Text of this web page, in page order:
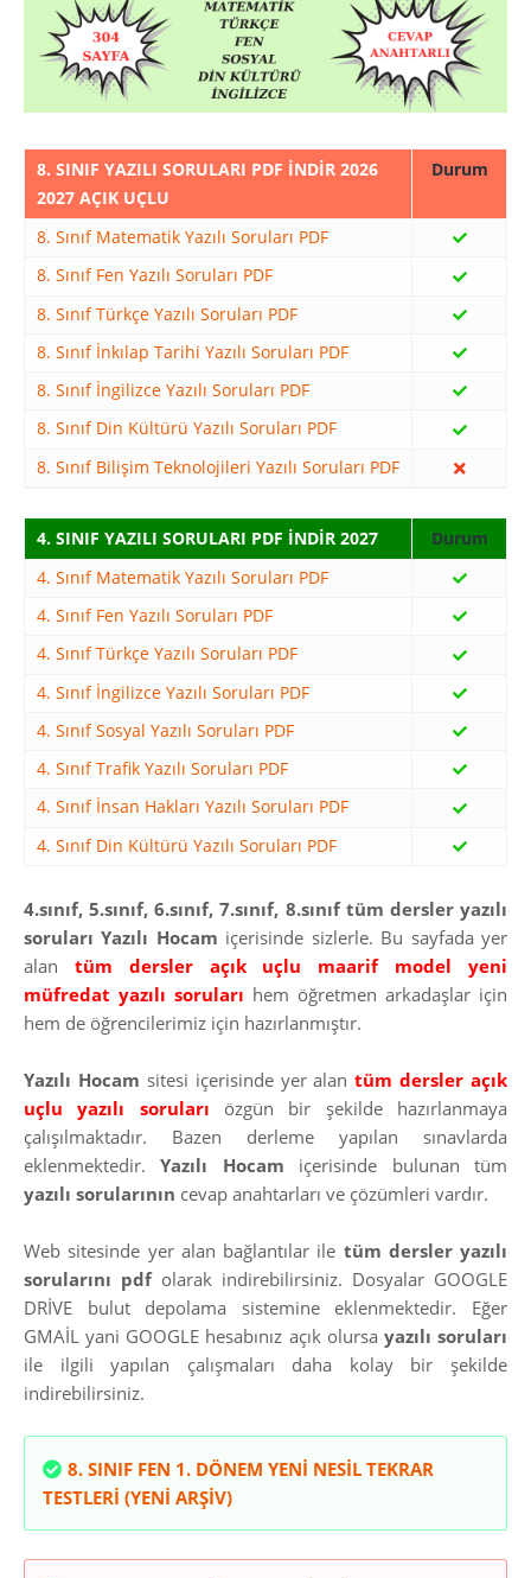
8. SINIF YAZILI SORULARI PDF İNDİR 2026
2027 AÇIK UÇLU
8. Sınıf Matematik Yazılı Soruları PDF
8. Sınıf Fen Yazılı Soruları PDF
8. Sınıf Türkçe Yazılı Soruları PDF
8. Sınıf İnkılap Tarihi Yazılı Soruları PDF
8. Sınıf İngilizce Yazılı Soruları PDF
8. Sınıf Din Kültürü Yazılı Soruları PDF
8. Sınıf Bilişim Teknolojileri Yazılı Soruları PDF
4. SINIF YAZILI SORULARI PDF İNDİR 2027
4. Sınıf Matematik Yazılı Soruları PDF
4. Sınıf Fen Yazılı Soruları PDF
4. Sınıf Türkçe Yazılı Soruları PDF
4. Sınıf İngilizce Yazılı Soruları PDF
4. Sınıf Sosyal Yazılı Soruları PDF
4. Sınıf Trafik Yazılı Soruları PDF
4. Sınıf İnsan Hakları Yazılı Soruları PDF
4. Sınıf Din Kültürü Yazılı Soruları PDF
4.sınıf, 5.sınıf, 6.sınıf, 7.sınıf, 8.sınıf tüm dersler yazılı
soruları Yazılı Hocam içerisinde sizlerle. Bu sayfada yer
alan tüm dersler açık uçlu maarif model yeni
müfredat yazılı soruları hem öğretmen arkadaşlar için
hem de öğrencilerimiz için hazırlanmıştır.
Yazılı Hocam sitesi içerisinde yer alantüm dersler açık
uçlu yazılı soruları özgün bir şekilde hazırlanmaya
çalışılmaktadır. Bazen derleme yapılan sınavlarda
eklenmektedir.Yazılı Hocam içerisinde bulunan tüm
yazılı sorularının cevap anahtarları ve çözümleri vardır.
Web sitesinde yer alan bağlantılar ile tüm dersler yazılı
sorularını pdfolarak indirebilirsiniz. Dosyalar GOOGLE
DRİVE bulut depolama sistemine eklenmektedir. Eğer
GMAİL yani GOOGLE hesabınız açık olursa yazılı soruları
ile ilgili yapılan çalışmaları daha kolay bir şekilde
indirebilirsiniz.
8. SINIF FEN 1. DÖNEM YENİ NESİL TEKRAR
TESTLERİ (YENİ ARŞİV)